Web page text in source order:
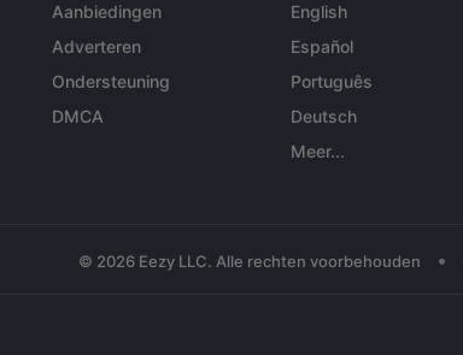
Aanbiedingen
Adverteren
Ondersteuning
DMCA
English
Español
Português
Deutsch
Meer...
© 2026 Eezy LLC. Alle rechten voorbehouden •